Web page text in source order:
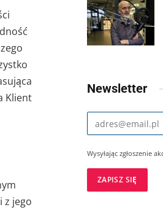
Klient
z jego
Newsletter
Wysyłając zgłoszenie